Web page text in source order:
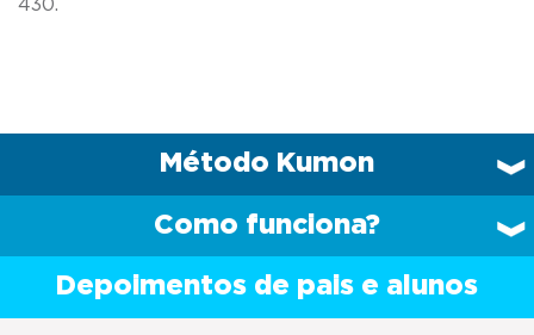
Método Kumon
Como funciona?
Depoimentos de pais e alunos